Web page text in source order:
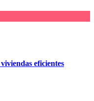
eficientes